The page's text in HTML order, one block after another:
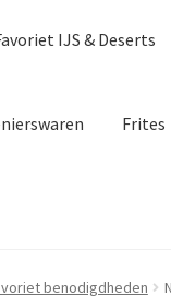
IJS & Deserts
Frites
benodigdheden